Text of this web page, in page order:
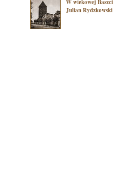
W wiekowej Baszcie -
Julian Rydzkowski